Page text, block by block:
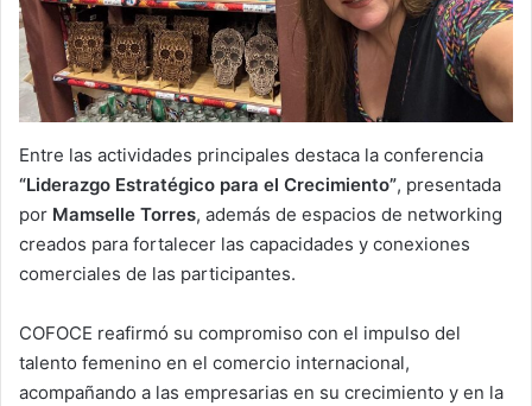
Entre las actividades principales destaca la conferencia
“Liderazgo Estratégico para el Crecimiento”, presentada
por Mamselle Torres, además de espacios de networking
creados para fortalecer las capacidades y conexiones
comerciales de las participantes.
COFOCE reafirmó su compromiso con el impulso del
talento femenino en el comercio internacional,
acompañando a las empresarias en su crecimiento y en la